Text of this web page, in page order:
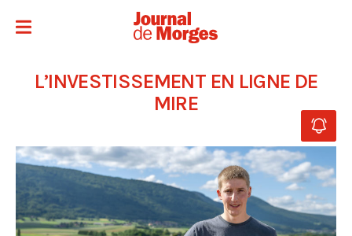
L’INVESTISSEMENT EN LIGNE DE
MIRE